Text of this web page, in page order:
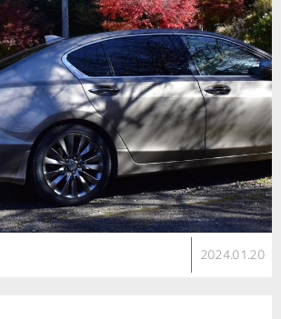
2024.01.20